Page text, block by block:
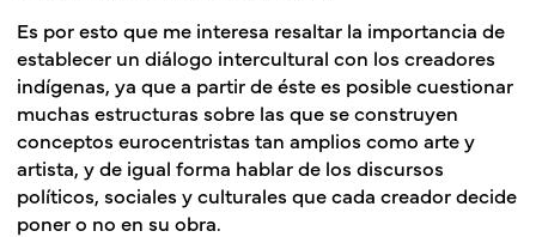
Es por esto que me interesa resaltar la importancia de
establecer un diálogo intercultural con los creadores
indígenas, ya que a partir de éste es posible cuestionar
muchas estructuras sobre las que se construyen
conceptos eurocentristas tan amplios como arte y
artista, y de igual forma hablar de los discursos
políticos, sociales y culturales que cada creador decide
poner o no en su obra.